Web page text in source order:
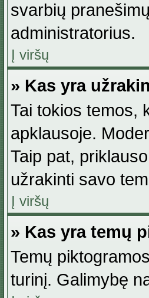
svarbių
administratorius.
Į viršų
» Kas yra
Tai tokios temos,
apklausoje.
Taip pat,
užrakinti savo
Į viršų
» Kas yra temų
Temų
turinį. Galimybę